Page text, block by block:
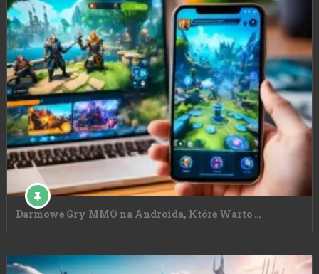
Darmowe Gry MMO na Androida, Które Warto …